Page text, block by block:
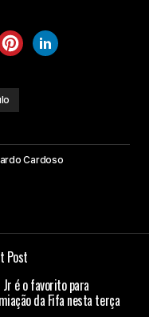
Cardoso
Post
é o favorito para
da Fifa nesta terça